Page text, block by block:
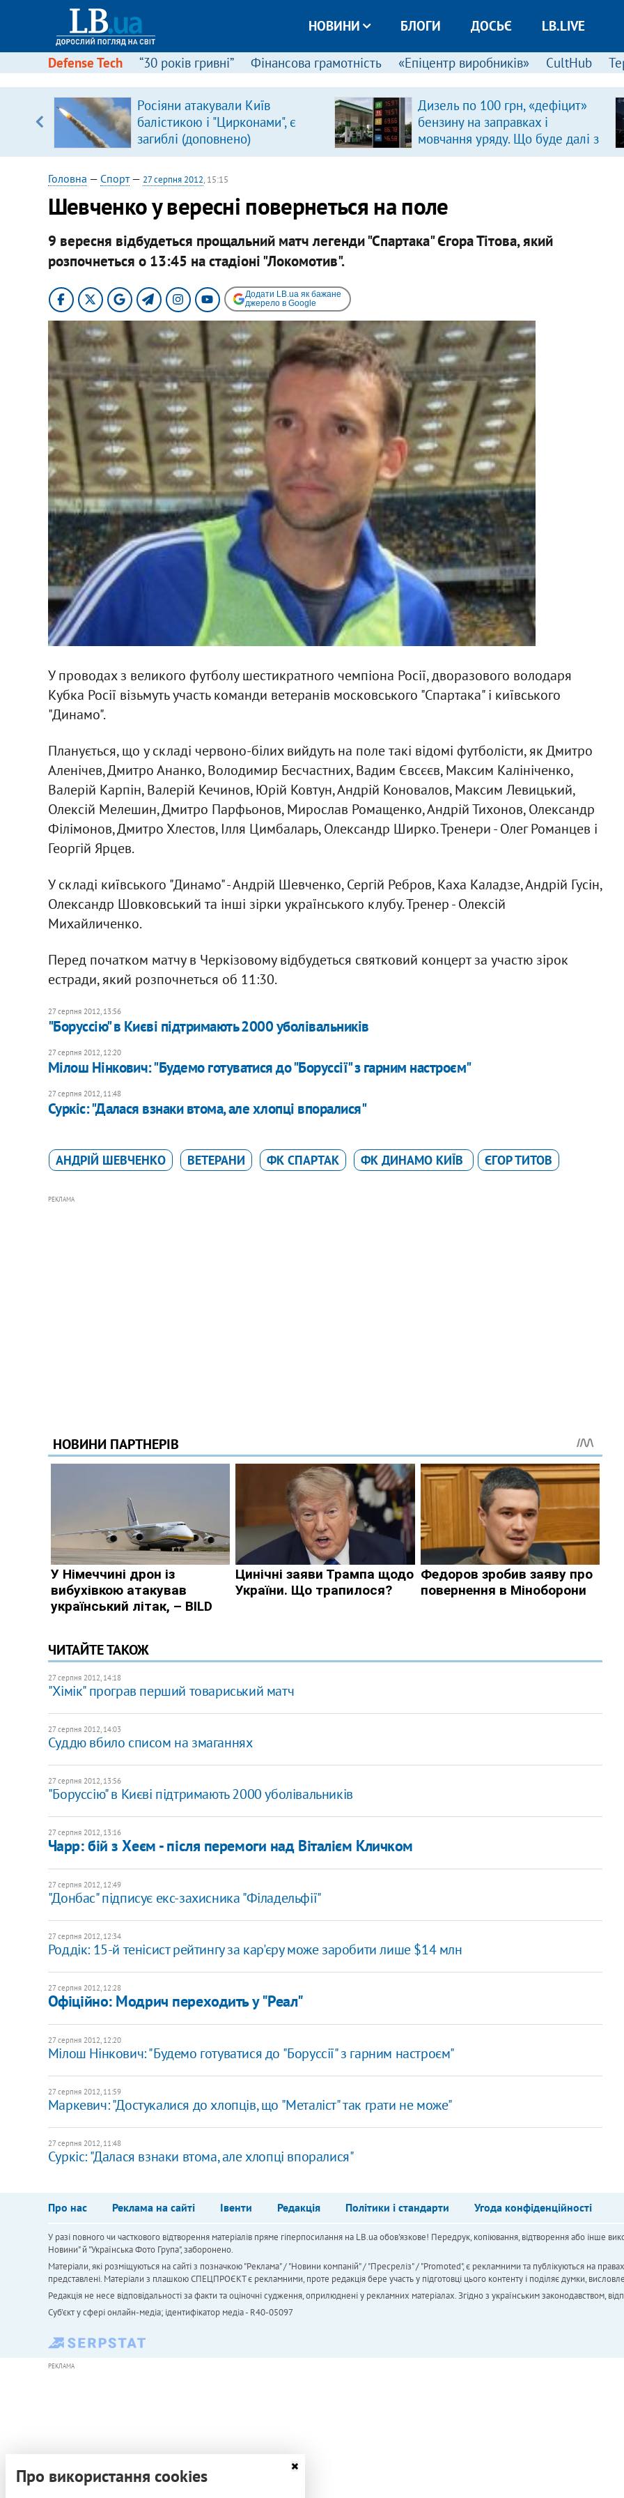
НОВИНИ БЛОГИ ДОСЬЄ LB.LIVE
Defense Tech “30 років гривні” Фінансова грамотність «Епіцентр виробників» CultHub
Росіяни атакували Київ
балістикою і "Цирконами", є
загиблі (доповнено)
Дизель по 100 грн, «дефіцит»
бензину на заправках і
мовчання уряду. Що буде далі з
цінами на пальне?
Головна — Спорт— 27 серпня 2012, 15:15
​​Шевченко у вересні повернеться на поле
9 вересня відбудеться прощальний матч легенди "Спартака" Єгора Тітова, який
розпочнеться о 13:45 на стадіоні "Локомотив".
Додати LB.ua як бажане
джерело в Google
У проводах з великого футболу шестикратного чемпіона Росії, дворазового володаря
Кубка Росії візьмуть участь команди ветеранів московського "Спартака" і київського
"Динамо".
Планується, що у складі червоно-білих вийдуть на поле такі відомі футболісти, як Дмитро
Аленічев, Дмитро Ананко, Володимир Бесчастних, Вадим Євсєєв, Максим Калініченко,
Валерій Карпін, Валерій Кечинов, Юрій Ковтун, Андрій Коновалов, Максим Левицький,
Олексій Мелешин, Дмитро Парфьонов, Мирослав Ромащенко, Андрій Тихонов, Олександр
Філімонов, Дмитро Хлестов, Ілля Цимбаларь, Олександр Ширко. Тренери - Олег Романцев і
Георгій Ярцев.
У складі київського "Динамо" - Андрій Шевченко, Сергій Ребров, Каха Каладзе, Андрій Гусін,
Олександр Шовковський та інші зірки українського клубу. Тренер - Олексій
Михайличенко.
Перед початком матчу в Черкізовому відбудеться святковий концерт за участю зірок
естради, який розпочнеться об 11:30.
27 серпня 2012, 13:56
"Боруссію" в Києві підтримають 2000 уболівальників
27 серпня 2012, 12:20
Мілош Нінкович: "Будемо готуватися до "Боруссії" з гарним настроєм"
27 серпня 2012, 11:48
Суркіс: "Далася взнаки втома, але хлопці впоралися"
АНДРІЙ ШЕВЧЕНКО ВЕТЕРАНИ ФК СПАРТАК ФК ДИНАМО КИЇВ ЄГОР ТИТОВ
РЕКЛАМА
ЧИТАЙТЕ ТАКОЖ
27 серпня 2012, 14:18
"Хімік" програв перший товариський матч
27 серпня 2012, 14:03
Суддю вбило списом на змаганнях
27 серпня 2012, 13:56
"Боруссію" в Києві підтримають 2000 уболівальників
27 серпня 2012, 13:16
Чарр: бій з Хеєм - після перемоги над Віталієм Кличком
27 серпня 2012, 12:49
"Донбас" підписує екс-захисника "Філадельфії"
27 серпня 2012, 12:34
Роддік: 15-й тенісист рейтингу за кар'єру може заробити лише $14 млн
27 серпня 2012, 12:28
Офіційно: Модрич переходить у "Реал"
27 серпня 2012, 12:20
Мілош Нінкович: "Будемо готуватися до "Боруссії" з гарним настроєм"
27 серпня 2012, 11:59
Маркевич: "Достукалися до хлопців, що "Металіст" так грати не може"
27 серпня 2012, 11:48
Суркіс: "Далася взнаки втома, але хлопці впоралися"
Про нас Реклама на сайті Івенти Редакція Політики і стандарти Угода конфіденційності
У разі повного чи часткового відтворення матеріалів пряме гіперпосилання на LB.ua обов'язкове! Передрук, копіювання, відтворення або інше
Новини" й "Українська Фото Група", заборонено.
Матеріали, які розміщуються на сайті з позначкою "Реклама" / "Новини компаній" / "Пресреліз" / "Promoted", є рекламними та публікуються на
представлені. Матеріали з плашкою СПЕЦПРОЄКТ є рекламними, проте редакція бере участь у підготовці цього контенту і поділяє думки,
Редакція не несе відповідальності за факти та оціночні судження, оприлюднені у рекламних матеріалах. Згідно з українським законодавством,
Cуб'єкт у сфері онлайн-медіа; ідентифікатор медіа - R40-05097
РЕКЛАМА
Про використання cookies